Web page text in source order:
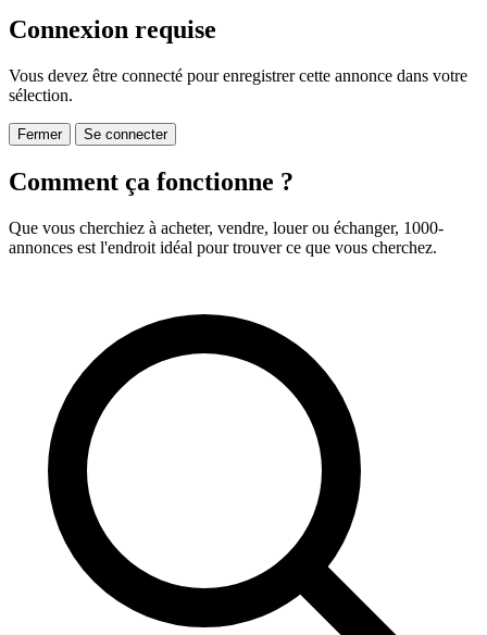
Connexion requise
Vous devez être connecté pour enregistrer cette annonce dans votre
sélection.
Fermer Se connecter
Comment ça fonctionne ?
Que vous cherchiez à acheter, vendre, louer ou échanger, 1000-
annonces est l'endroit idéal pour trouver ce que vous cherchez.